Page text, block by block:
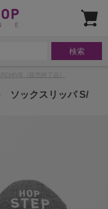
（販売終了品）
ソックスリッパ S/